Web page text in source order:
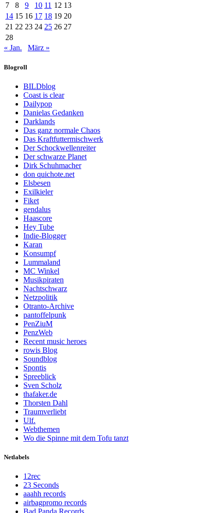
7
8 9 10 11 12 13
14 15 16 17 18 19 20
21 22 23 24 25 26 27
28
« Jan.
März »
Blogroll
BILDblog
Coast is clear
Dailypop
Danielas Gedanken
Darklands
Das ganz normale Chaos
Das Kraftfuttermischwerk
Der Schockwellenreiter
Der schwarze Planet
Dirk Schuhmacher
don quichote.net
Elsbesen
Exilkieler
Fiket
gendalus
Haascore
Hey Tube
Indie-Blogger
Karan
Konsumpf
Lummaland
MC Winkel
Musikpiraten
Nachtschwarz
Netzpolitik
Otranto-Archive
pantoffelpunk
PenZiuM
PenzWeb
Recent music heroes
rowis Blog
Soundblog
Spontis
Spreeblick
Sven Scholz
thafaker.de
Thorsten Dahl
Traumverliebt
Ulf.
Webthemen
Wo die Spinne mit dem Tofu tanzt
Netlabels
12rec
23 Seconds
aaahh records
airbagpromo records
Bad Panda Records